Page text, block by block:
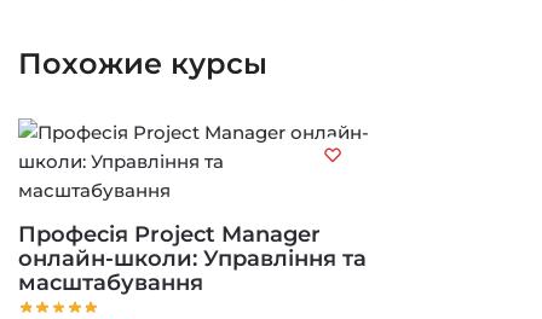
Похожие курсы
Професія Project Manager
онлайн-школи: Управління та
масштабування